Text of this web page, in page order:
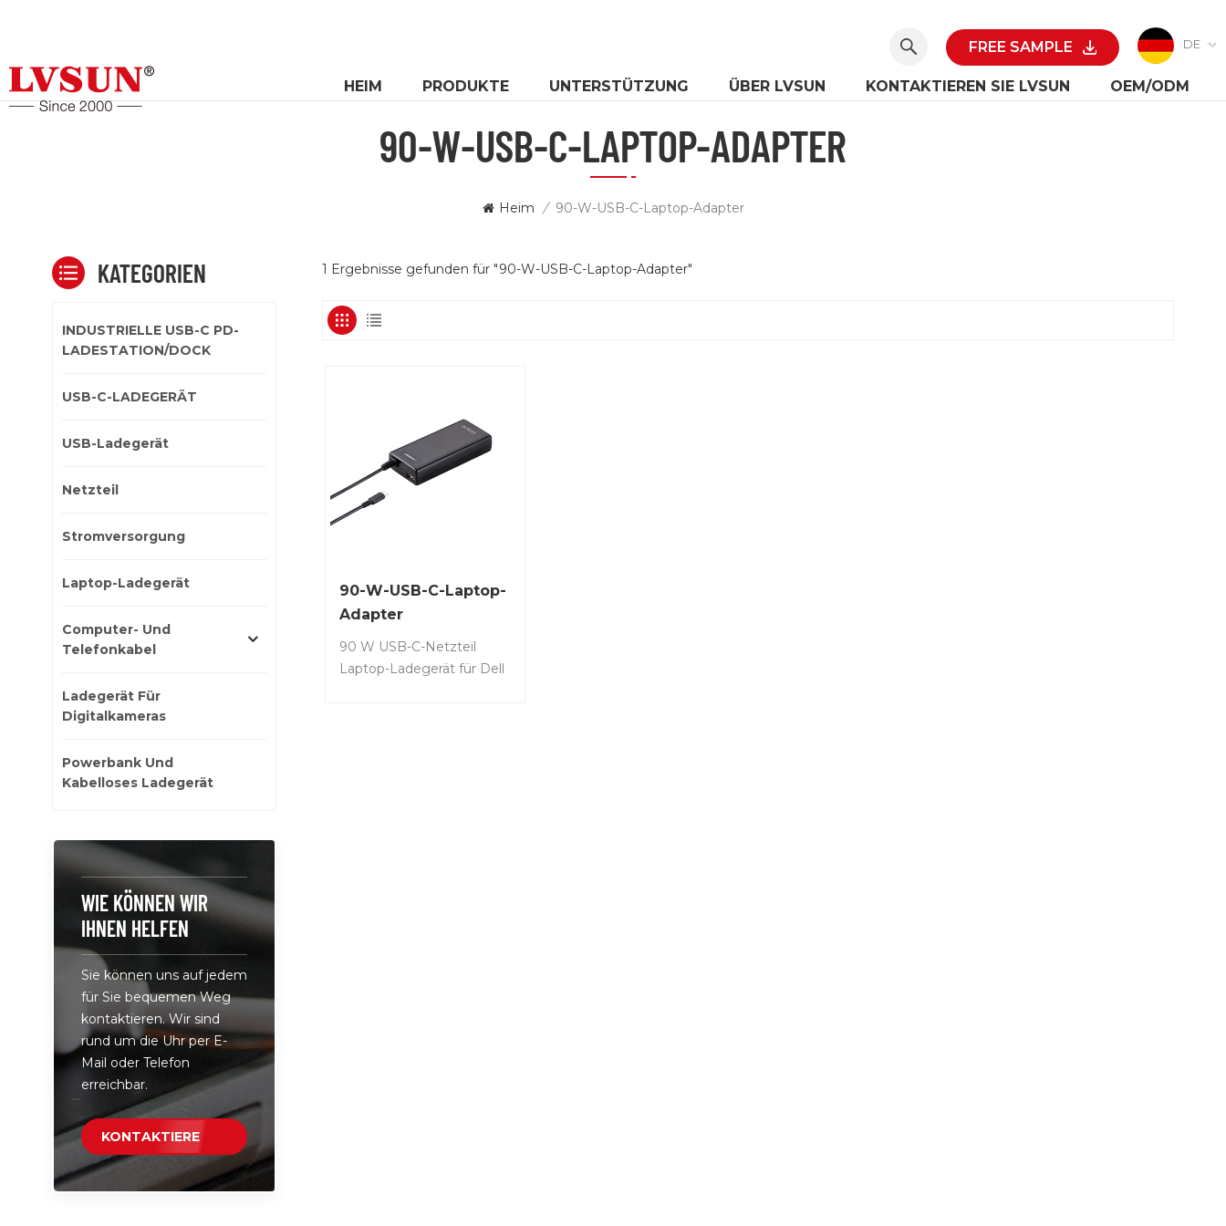
DE
FREE SAMPLE
HEIM PRODUKTE UNTERSTÜTZUNG ÜBER LVSUN KONTAKTIEREN SIE LVSUN OEM/ODM
90-W-USB-C-LAPTOP-ADAPTER
Heim / 90-W-USB-C-Laptop-Adapter
1 Ergebnisse gefunden für "90-W-USB-C-Laptop-Adapter"
90-W-USB-C-Laptop-
Adapter
90 W USB-C-Netzteil
Laptop-Ladegerät für Dell
KATEGORIEN
INDUSTRIELLE USB-C PD-
LADESTATION/DOCK
USB-C-LADEGERÄT
USB-Ladegerät
Netzteil
Stromversorgung
Laptop-Ladegerät
Computer- Und
Telefonkabel
Ladegerät Für
Digitalkameras
Powerbank Und
Kabelloses Ladegerät
WIE KÖNNEN WIR
IHNEN HELFEN
Sie können uns auf jedem
für Sie bequemen Weg
kontaktieren. Wir sind
rund um die Uhr per E-
Mail oder Telefon
erreichbar.
KONTAKTIERE
UNS